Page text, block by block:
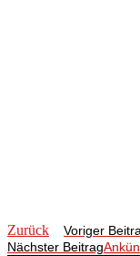
Zurück Voriger
Nächster Beitrag